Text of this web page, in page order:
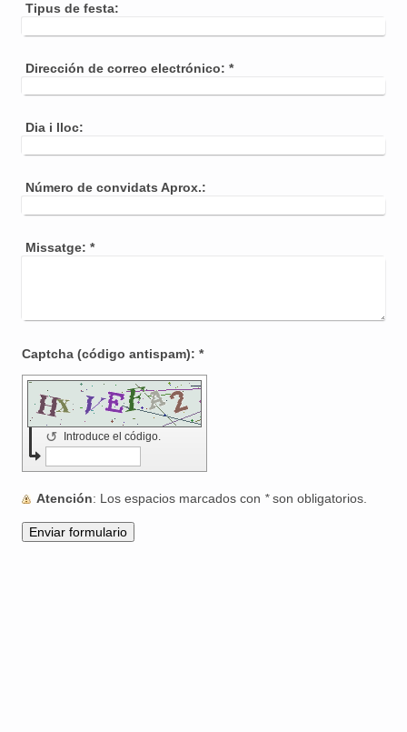
Tipus de festa:
Dirección de correo electrónico: *
Dia i lloc:
Número de convidats Aprox.:
Missatge: *
Captcha (código antispam): *
Introduce el código.
↺
Atención : Los espacios marcados con *son obligatorios.